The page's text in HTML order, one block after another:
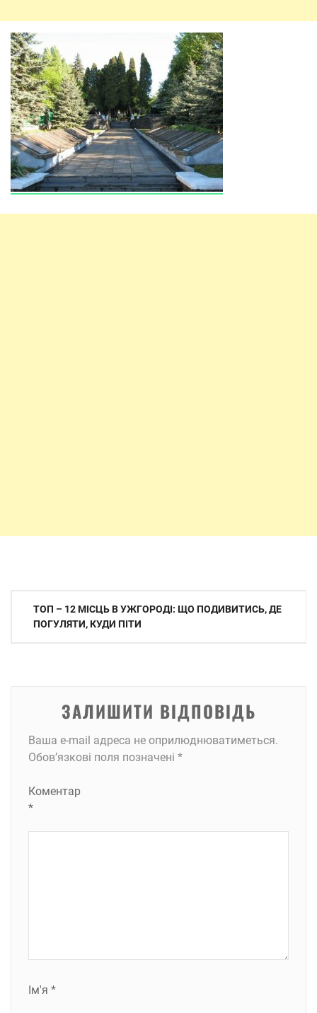
Навігація
записів
ТОП – 12 МІСЦЬ В УЖГОРОДІ: ЩО ПОДИВИТИСЬ, ДЕ
ПОГУЛЯТИ, КУДИ ПІТИ
ЗАЛИШИТИ ВІДПОВІДЬ
Ваша e-mail адреса не оприлюднюватиметься.
Обов’язкові поля позначені *
Коментар
*
Ім'я *